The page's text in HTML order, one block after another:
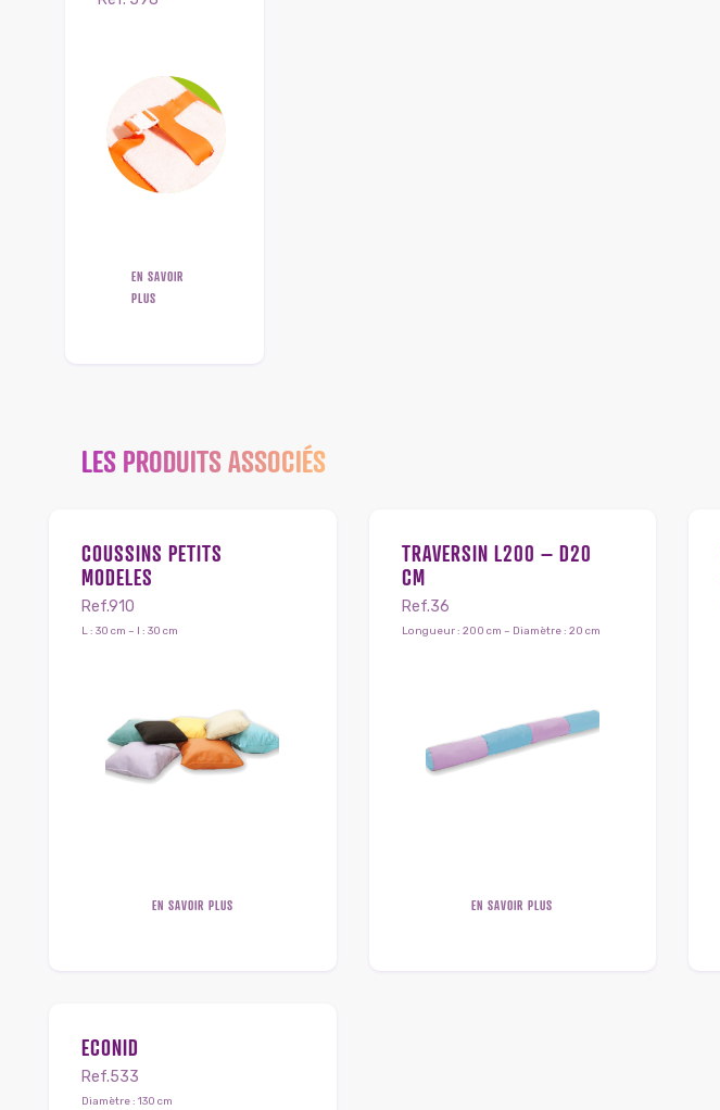
EN SAVOIR
PLUS
LES PRODUITS ASSOCIÉS
COUSSINS PETITS
MODELES
Ref.910
L : 30 cm – l : 30 cm
EN SAVOIR PLUS
TRAVERSIN L200 – D20
CM
Ref.36
Longueur : 200 cm – Diamètre : 20 cm
EN SAVOIR PLUS
ECONID
Ref.533
Diamètre : 130 cm